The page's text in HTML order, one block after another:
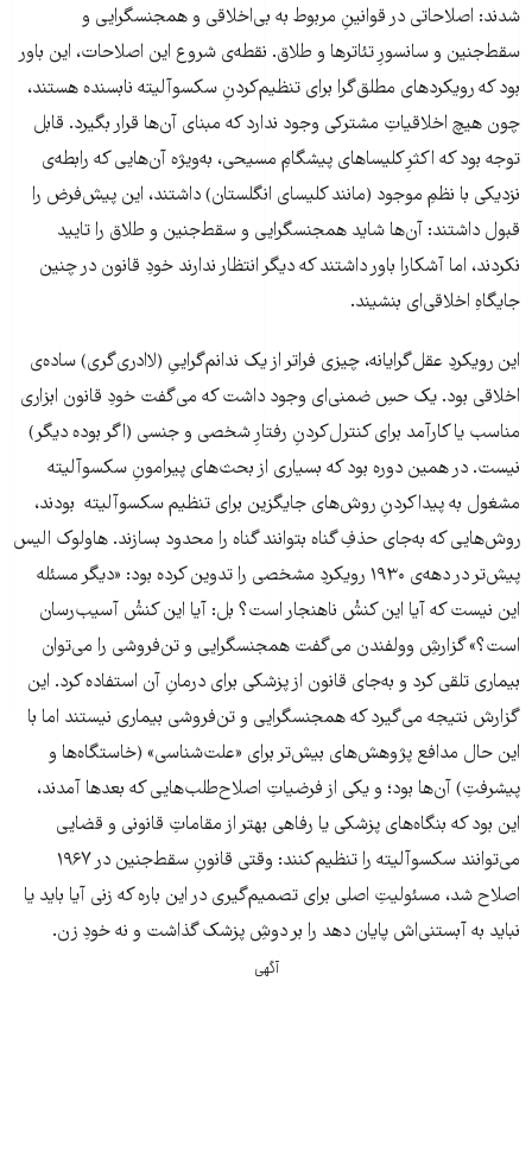
شدند: اصلاحاتی در قوانینِ مربوط به بی‌اخلاقی و همجنسگرایی و
سقط‌جنین و سانسورِ تئاترها و طلاق. نقطه‌ی شروع این اصلاحات، این باور
بود که رویکردهای مطلق‌گرا برای تنظیم‌کردنِ سکسوآلیته نابسنده هستند،
چون هیچ اخلاقیاتِ مشترکی وجود ندارد که مبنای آن‌ها قرار بگیرد. قابل
توجه بود که اکثرِ کلیساهای پیشگامِ مسیحی، به‌ویژه آن‌هایی که رابطه‌ی
نزدیکی با نظمِ موجود (مانند کلیسای انگلستان) داشتند، این پیش‌فرض را
قبول داشتند: آن‌ها شاید همجنسگرایی و سقط‌جنین و طلاق را تایید
نکردند، اما آشکارا باور داشتند که دیگر انتظار ندارند خودِ قانون در چنین
جایگاهِ اخلاقی‌ای بنشیند.
این رویکردِ عقل‌گرایانه، چیزی فراتر از یک ندانم‌گراییِ (لاادری‌گری) ساده‌ی
اخلاقی بود. یک حسِ ضمنی‌ای وجود داشت که می‌گفت خودِ قانون ابزاری
مناسب یا کارآمد برای کنترل‌کردنِ رفتارِ شخصی و جنسی (اگر بوده دیگر)
نیست. در همین دوره بود که بسیاری از بحث‌های پیرامونِ سکسوآلیته
مشغول به پیداکردنِ روش‌های جایگزین برای تنظیم سکسوآلیته بودند،
روش‌هایی که به‌جای حذفِ گناه بتوانند گناه را محدود بسازند. هاولوک الیس
پیش‌تر در دهه‌ی ۱۹۳۰ رویکردِ مشخصی را تدوین کرده بود: «دیگر مسئله
این نیست که آیا این کنشْ ناهنجار است؟ بل: آیا این کنشْ آسیب‌رسان
است؟» گزارشِ وولفندن می‌گفت همجنسگرایی و تن‌فروشی را می‌توان
بیماری تلقی کرد و به‌جای قانون از پزشکی برای درمانِ آن استفاده کرد. این
گزارش نتیجه می‌گیرد که همجنسگرایی و تن‌فروشی بیماری نیستند اما با
این حال مدافع پژوهش‌های بیش‌تر برای «علت‌شناسی» (خاستگاه‌ها و
پیشرفتِ) آن‌ها بود؛ و یکی از فرضیاتِ اصلاح‌طلب‌هایی که بعدها آمدند،
این بود که بنگاه‌های پزشکی یا رفاهی بهتر از مقاماتِ قانونی و قضایی
می‌توانند سکسوآلیته را تنظیم کنند: وقتی قانونِ سقط‌جنین در ۱۹۶۷
اصلاح شد، مسئولیتِ اصلی برای تصمیم‌گیری در این باره که زنی آیا باید یا
نباید به آبستنی‌اش پایان دهد را بر دوشِ پزشک گذاشت و نه خودِ زن.
آگهی